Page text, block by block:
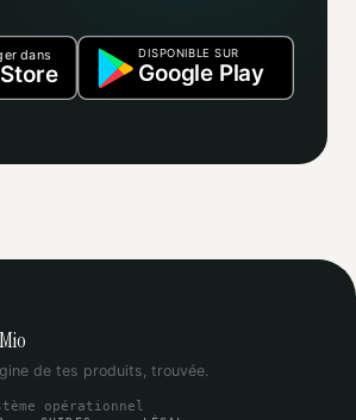
dans DISPONIBLE SUR
Google Play
Mio
de tes produits, trouvée.
opérationnel